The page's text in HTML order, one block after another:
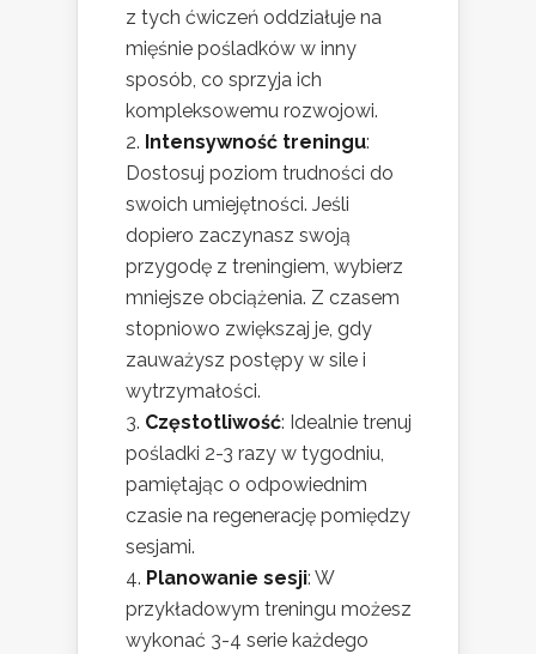
z tych ćwiczeń oddziałuje na
mięśnie pośladków w inny
sposób, co sprzyja ich
kompleksowemu rozwojowi.
Intensywność treningu:
Dostosuj poziom trudności do
swoich umiejętności. Jeśli
dopiero zaczynasz swoją
przygodę z treningiem, wybierz
mniejsze obciążenia. Z czasem
stopniowo zwiększaj je, gdy
zauważysz postępy w sile i
wytrzymałości.
Częstotliwość: Idealnie trenuj
pośladki 2-3 razy w tygodniu,
pamiętając o odpowiednim
czasie na regenerację pomiędzy
sesjami.
Planowanie sesji: W
przykładowym treningu możesz
wykonać 3-4 serie każdego